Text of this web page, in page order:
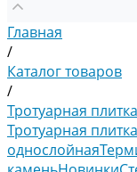
Главная
/
Каталог товаров
/
Тротуарная плитка
Тротуарная плитка
однослойная